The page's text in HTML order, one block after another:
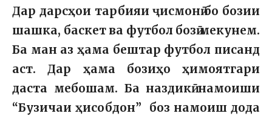
Дар дарсҳои тарбияи ҷисмонӣ бо бозии
шашка, баскет ва футбол бозӣ мекунем.
Ба ман аз ҳама бештар футбол писанд
аст. Дар ҳама бозиҳо ҳимоятгари
даста мебошам. Ба наздикӣ намоиши
“Бузичаи ҳисобдон” боз намоиш дода